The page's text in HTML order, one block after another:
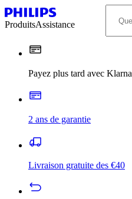
ProduitsAssistance
Payez plus tard avec Klarna
2 ans de garantie
Livraison gratuite des €40